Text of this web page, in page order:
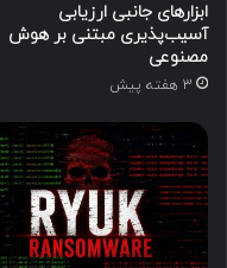
ابزارهای جانبی ارزیابی
آسیب‌پذیری مبتنی بر هوش
مصنوعی
3 هفته پیش